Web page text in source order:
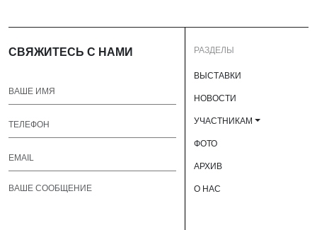
СВЯЖИТЕСЬ С НАМИ РАЗДЕЛЫ
ВЫСТАВКИ
НОВОСТИ
УЧАСТНИКАМ
ФОТО
АРХИВ
О НАС